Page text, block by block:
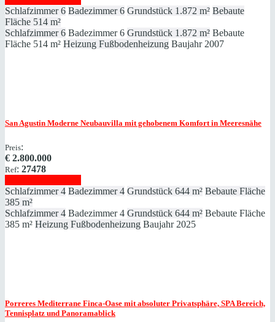
Schlafzimmer 6 Badezimmer 6 Grundstück 1.872 m² Bebaute
Fläche 514 m²
Schlafzimmer 6 Badezimmer 6 Grundstück 1.872 m² Bebaute
Fläche 514 m² Heizung Fußbodenheizung Baujahr 2007
San Agustin Moderne Neubauvilla mit gehobenem Komfort in Meeresnähe
Preis:
€ 2.800.000
Ref: 27478
Schlafzimmer 4 Badezimmer 4 Grundstück 644 m² Bebaute Fläche
385 m²
Schlafzimmer 4 Badezimmer 4 Grundstück 644 m² Bebaute Fläche
385 m² Heizung Fußbodenheizung Baujahr 2025
Porreres Mediterrane Finca-Oase mit absoluter Privatsphäre, SPA Bereich,
Tennisplatz und Panoramablick